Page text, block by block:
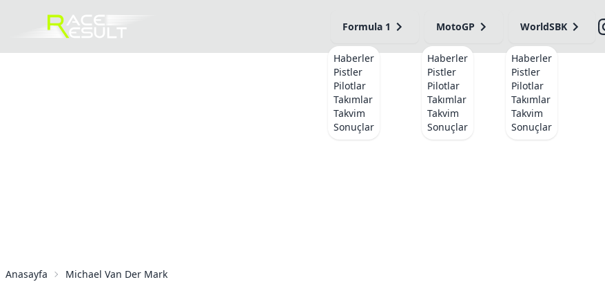
Formula 1
Haberler
Pistler
Pilotlar
Takımlar
Takvim
Sonuçlar
MotoGP
Haberler
Pistler
Pilotlar
Takımlar
Takvim
Sonuçlar
WorldSBK
Haberler
Pistler
Pilotlar
Takımlar
Takvim
Sonuçlar
Anasayfa Michael Van Der Mark